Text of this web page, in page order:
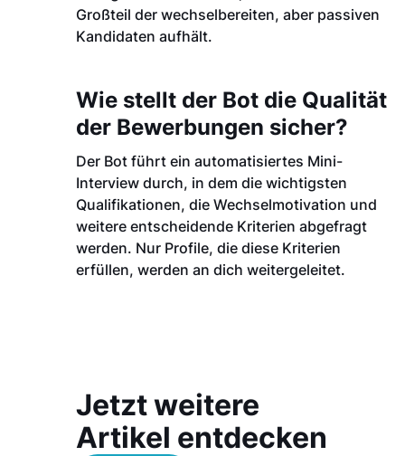
Großteil der wechselbereiten, aber passiven
Kandidaten aufhält.
Wie stellt der Bot die Qualität
der Bewerbungen sicher?
Der Bot führt ein automatisiertes Mini-
Interview durch, in dem die wichtigsten
Qualifikationen, die Wechselmotivation und
weitere entscheidende Kriterien abgefragt
werden. Nur Profile, die diese Kriterien
erfüllen, werden an dich weitergeleitet.
Jetzt weitere
Artikel entdecken